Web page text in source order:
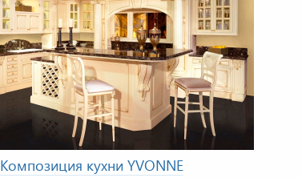
Композиция кухни YVONNE